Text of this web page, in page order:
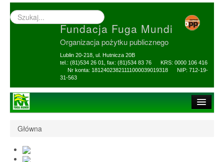
Wyszukiwarka
–
Fundacja Fuga Mundi
Organizacja pożytku publicznego
Lublin 20-218, ul. Hutnicza 20B
tel.: (81)534 26 01, fax: (81)534 83 76 KRS: 0000 106 416
Nr konta: 18124023821111000039019318 NIP: 712-19-
31-563
1,5% i darowizny
Główna